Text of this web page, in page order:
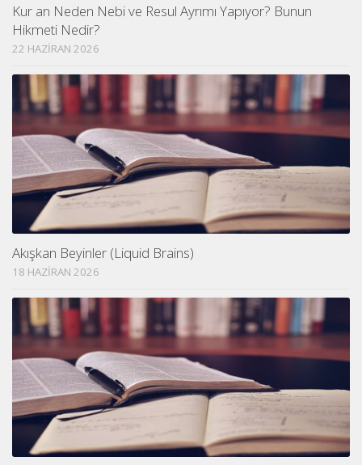
Kur an Neden Nebi ve Resul Ayrımı Yapıyor? Bunun
Hikmeti Nedir?
22 HAZIRAN 2026
Akışkan Beyinler (Liquid Brains)
18 HAZIRAN 2026